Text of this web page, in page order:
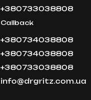
+380733038808
Callback
+380734038808
+380734038808
+380733038808
info@drgritz.com.ua